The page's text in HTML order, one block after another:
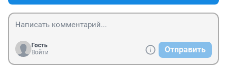
Гость
Войти
Отправить